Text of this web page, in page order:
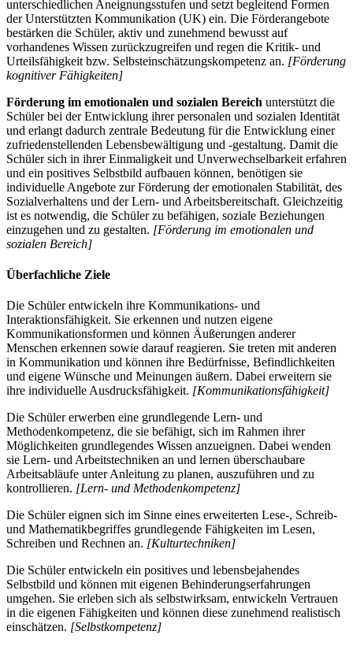
unterschiedlichen Aneignungsstufen und setzt begleitend Formen
der Unterstützten Kommunikation (UK) ein. Die Förderangebote
bestärken die Schüler, aktiv und zunehmend bewusst auf
vorhandenes Wissen zurückzugreifen und regen die Kritik- und
Urteilsfähigkeit bzw. Selbsteinschätzungskompetenz an. [Förderung
kognitiver Fähigkeiten]
Förderung im emotionalen und sozialen Bereich unterstützt die
Schüler bei der Entwicklung ihrer personalen und sozialen Identität
und erlangt dadurch zentrale Bedeutung für die Entwicklung einer
zufriedenstellenden Lebensbewältigung und -gestaltung. Damit die
Schüler sich in ihrer Einmaligkeit und Unverwechselbarkeit erfahren
und ein positives Selbstbild aufbauen können, benötigen sie
individuelle Angebote zur Förderung der emotionalen Stabilität, des
Sozialverhaltens und der Lern- und Arbeitsbereitschaft. Gleichzeitig
ist es notwendig, die Schüler zu befähigen, soziale Beziehungen
einzugehen und zu gestalten. [Förderung im emotionalen und
sozialen Bereich]
Überfachliche Ziele
Die Schüler entwickeln ihre Kommunikations- und
Interaktionsfähigkeit. Sie erkennen und nutzen eigene
Kommunikationsformen und können Äußerungen anderer
Menschen erkennen sowie darauf reagieren. Sie treten mit anderen
in Kommunikation und können ihre Bedürfnisse, Befindlichkeiten
und eigene Wünsche und Meinungen äußern. Dabei erweitern sie
ihre individuelle Ausdrucksfähigkeit. [Kommunikationsfähigkeit]
Die Schüler erwerben eine grundlegende Lern- und
Methodenkompetenz, die sie befähigt, sich im Rahmen ihrer
Möglichkeiten grundlegendes Wissen anzueignen. Dabei wenden
sie Lern- und Arbeitstechniken an und lernen überschaubare
Arbeitsabläufe unter Anleitung zu planen, auszuführen und zu
kontrollieren. [Lern- und Methodenkompetenz]
Die Schüler eignen sich im Sinne eines erweiterten Lese-, Schreib-
und Mathematikbegriffes grundlegende Fähigkeiten im Lesen,
Schreiben und Rechnen an. [Kulturtechniken]
Die Schüler entwickeln ein positives und lebensbejahendes
Selbstbild und können mit eigenen Behinderungserfahrungen
umgehen. Sie erleben sich als selbstwirksam, entwickeln Vertrauen
in die eigenen Fähigkeiten und können diese zunehmend realistisch
einschätzen. [Selbstkompetenz]